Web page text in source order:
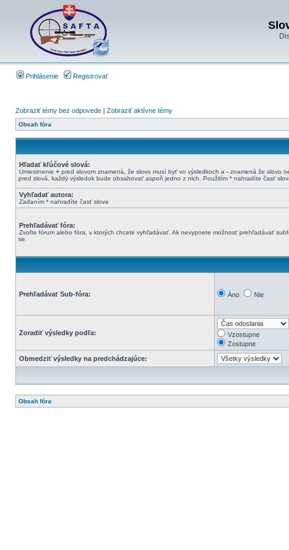
Prihlásenie Registrovať
Zobraziť témy bez odpovede | Zobraziť aktívne témy
Obsah fóra
Hľadať kľúčové slová:
Umiestnenie + pred slovom znamená, že slovo musí byť vo výsledkoch a - znamená že slovo
pred slová, každý výsledok bude obsahovať aspoň jedno z nich. Použitím * nahradíte časť
Vyhľadať autora:
Zadaním * nahradíte časť slova
Prehľadávať fóra:
Zvoľte fórum alebo fóra, v ktorých chcete vyhľadávať. Ak nevypnete možnosť prehľadávať
tie.
Prehľadávať Sub-fóra: Áno Nie
Zoradiť výsledky podľa:
Vzostupne
Zostupne
Obmedziť výsledky na predchádzajúce:
Obsah fóra